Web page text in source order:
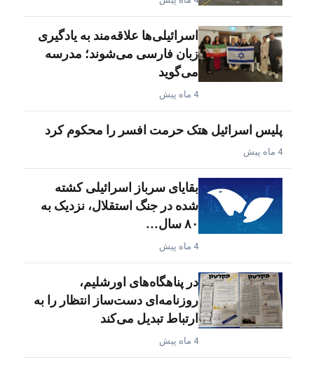
اسرائیلی‌ها علاقه‌مند به یادگیری
زبان فارسی می‌شوند؛ مدرسه
می‌گوید
4 ماه پیش
پلیس اسرائیل هتک حرمت افسر را محکوم کرد
4 ماه پیش
بقایای سرباز اسرائیلی کشته
شده در جنگ استقلال، نزدیک به
۸۰ سال…
4 ماه پیش
در پناهگاه‌های اورشلیم،
روزنامه‌ای دست‌ساز انتظار را به
ارتباط تبدیل می‌کند
4 ماه پیش